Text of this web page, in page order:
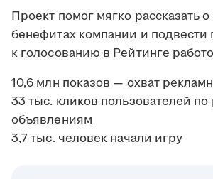
Проект помог мягко рассказать
бенефитах компании и подвести
к голосованию в Рейтинге
10,6 млн показов — охват
33 тыс. кликов пользователей
объявлениям
3,7 тыс. человек начали игру